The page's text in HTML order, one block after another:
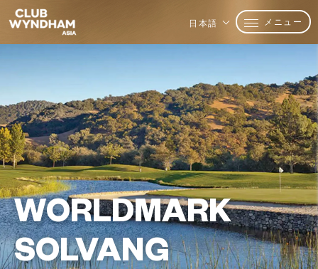
日本語 メニュー
WORLDMARK
SOLVANG